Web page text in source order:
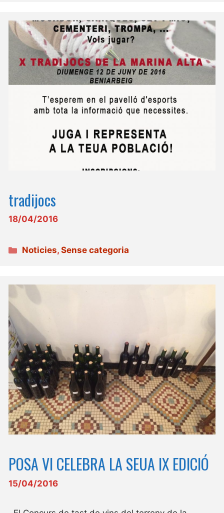
tradijocs
18/04/2016
Categories
Noticies,Sense categoria
POSA VI CELEBRA LA SEUA IX EDICIÓ
15/04/2016